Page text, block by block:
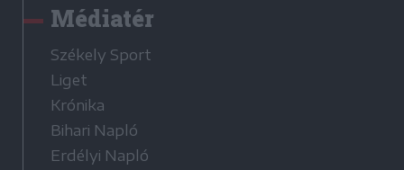
Médiatér
Székely Sport
Liget
Krónika
Bihari Napló
Erdélyi Napló